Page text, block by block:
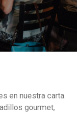
en nuestra carta.
gourmet,